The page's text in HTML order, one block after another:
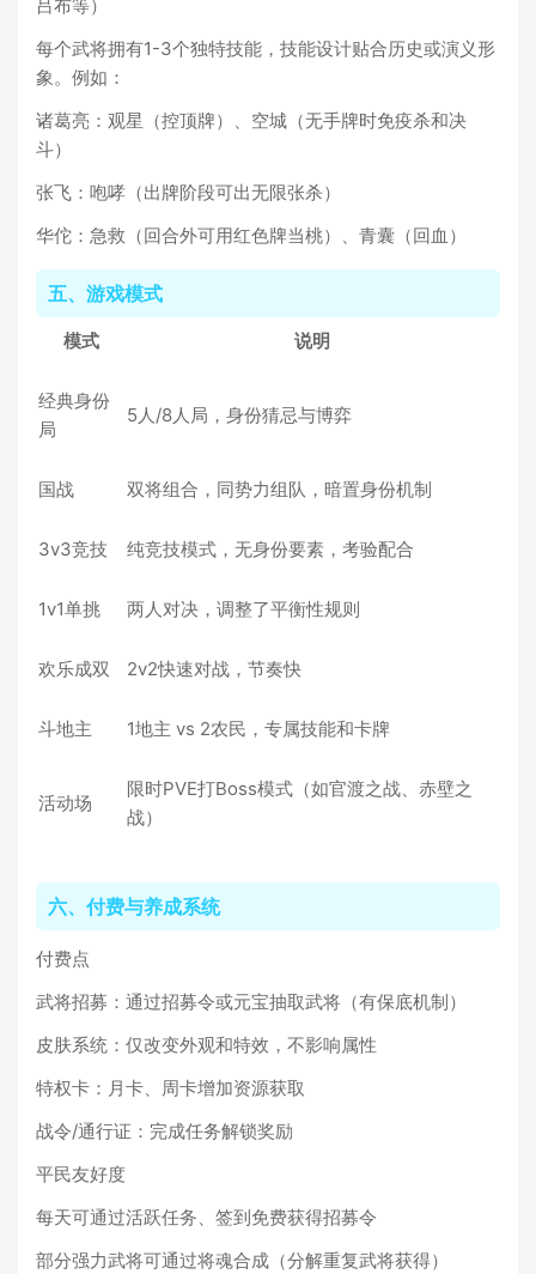
吕布等）
每个武将拥有1-3个独特技能，技能设计贴合历史或演义形
象。例如：
诸葛亮：观星（控顶牌）、空城（无手牌时免疫杀和决
斗）
张飞：咆哮（出牌阶段可出无限张杀）
华佗：急救（回合外可用红色牌当桃）、青囊（回血）
五、游戏模式
模式 说明
经典身份
局
5人/8人局，身份猜忌与博弈
国战 双将组合，同势力组队，暗置身份机制
3v3竞技 纯竞技模式，无身份要素，考验配合
1v1单挑 两人对决，调整了平衡性规则
欢乐成双 2v2快速对战，节奏快
斗地主 1地主 vs 2农民，专属技能和卡牌
活动场
限时PVE打Boss模式（如官渡之战、赤壁之
战）
六、付费与养成系统
付费点
武将招募：通过招募令或元宝抽取武将（有保底机制）
皮肤系统：仅改变外观和特效，不影响属性
特权卡：月卡、周卡增加资源获取
战令/通行证：完成任务解锁奖励
平民友好度
每天可通过活跃任务、签到免费获得招募令
部分强力武将可通过将魂合成（分解重复武将获得）